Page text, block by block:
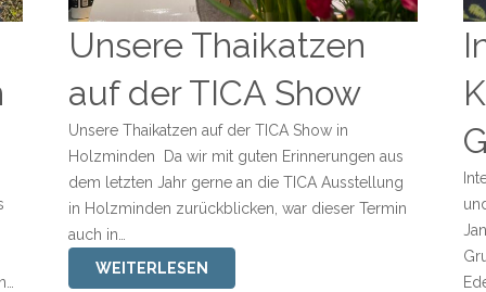
Unsere Thaikatzen
auf der TICA Show
Unsere Thaikatzen auf der TICA Show in
Holzminden Da wir mit guten Erinnerungen aus
dem letzten Jahr gerne an die TICA Ausstellung
in Holzminden zurückblicken, war dieser Termin
auch in…
WEITERLESEN